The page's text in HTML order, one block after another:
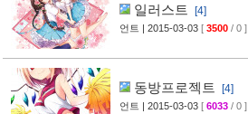
일러스트 [4]
언트 | 2015-03-03 [ 3500 / 0 ]
동방프로젝트 [4]
언트 | 2015-03-03 [ 6033 / 0 ]